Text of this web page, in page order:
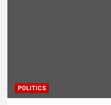
POLITICS